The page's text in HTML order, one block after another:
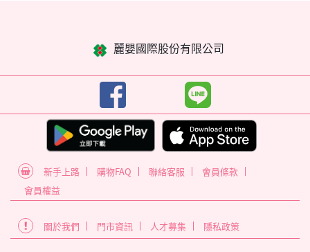
麗嬰國際股份有限公司
新手上路 購物FAQ 聯絡客服
會員條款
會員權益
關於我們 門市資訊 人才募集 隱私政策